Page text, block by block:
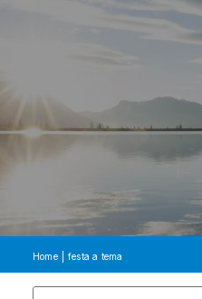
Home festa a tema